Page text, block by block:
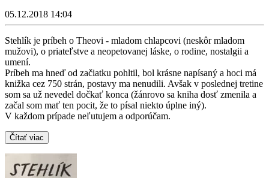
05.12.2018 14:04
Stehlík je príbeh o Theovi - mladom chlapcovi (neskôr mladom
mužovi), o priateľstve a neopetovanej láske, o rodine, nostalgii a
umení.
Príbeh ma hneď od začiatku pohltil, bol krásne napísaný a hoci má
knižka cez 750 strán, postavy ma nenudili. Avšak v poslednej tretine
som sa už nevedel dočkať konca (žánrovo sa kniha dosť zmenila a
začal som mať ten pocit, že to písal niekto úplne iný).
V každom prípade neľutujem a odporúčam.
Čítať viac